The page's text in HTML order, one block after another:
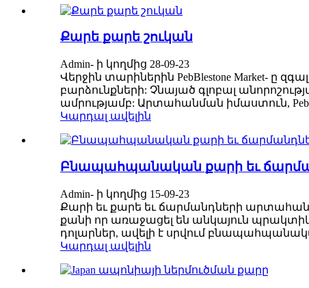
Քարե քարե շուկան
Admin- ի կողմից 28-09-23
Վերջին տարիներին PebBlestone Market- ը
բարձունքների: Չնայած գլոբալ
ամրությամբ: Արտահանման իմաստուն,
Կարդալ ավելին
Բնապահպանական քարի եւ
Admin- ի կողմից 15-09-23
Քարի եւ քարե եւ ճարմանդների
քանի որ առաջացել են անկայուն
դոլարներ, ավելի է սրվում
Կարդալ ավելին